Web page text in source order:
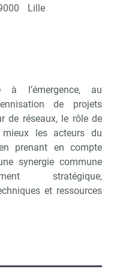
Lille
à l’émergence, au
de projets
de réseaux, le rôle de
mieux les acteurs du
prenant en compte
synergie commune
stratégique,
et ressources